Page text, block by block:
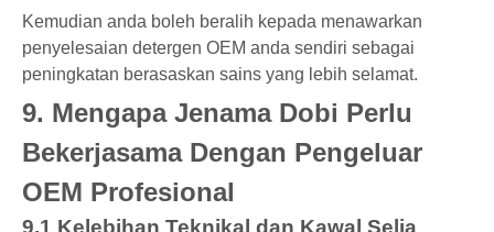
Kemudian anda boleh beralih kepada menawarkan
penyelesaian detergen OEM anda sendiri sebagai
peningkatan berasaskan sains yang lebih selamat.
9. Mengapa Jenama Dobi Perlu
Bekerjasama Dengan Pengeluar
OEM Profesional
9.1 Kelebihan Teknikal dan Kawal Selia